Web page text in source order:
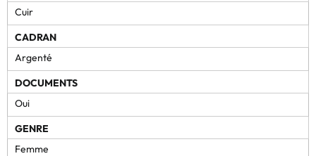
Cuir
CADRAN
Argenté
DOCUMENTS
Oui
GENRE
Femme